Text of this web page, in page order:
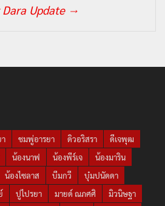
Update →
ชมพู่อารยา ดิวอริสรา
ดีเจพุฒ
น้องนาฟ น้องพีร์เจ
น้องมาริน
น้องไซลาส บีมกวี
บุ๋มปนัดดา
ปูไปรยา มายด์ ณภศศิ
มิวนิษฐา